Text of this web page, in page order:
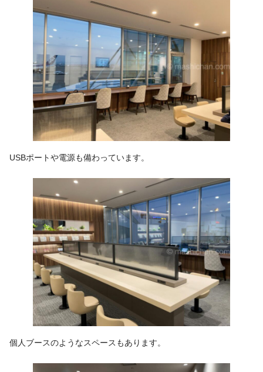
USBポートや電源も備わっています。
個人ブースのようなスペースもあります。